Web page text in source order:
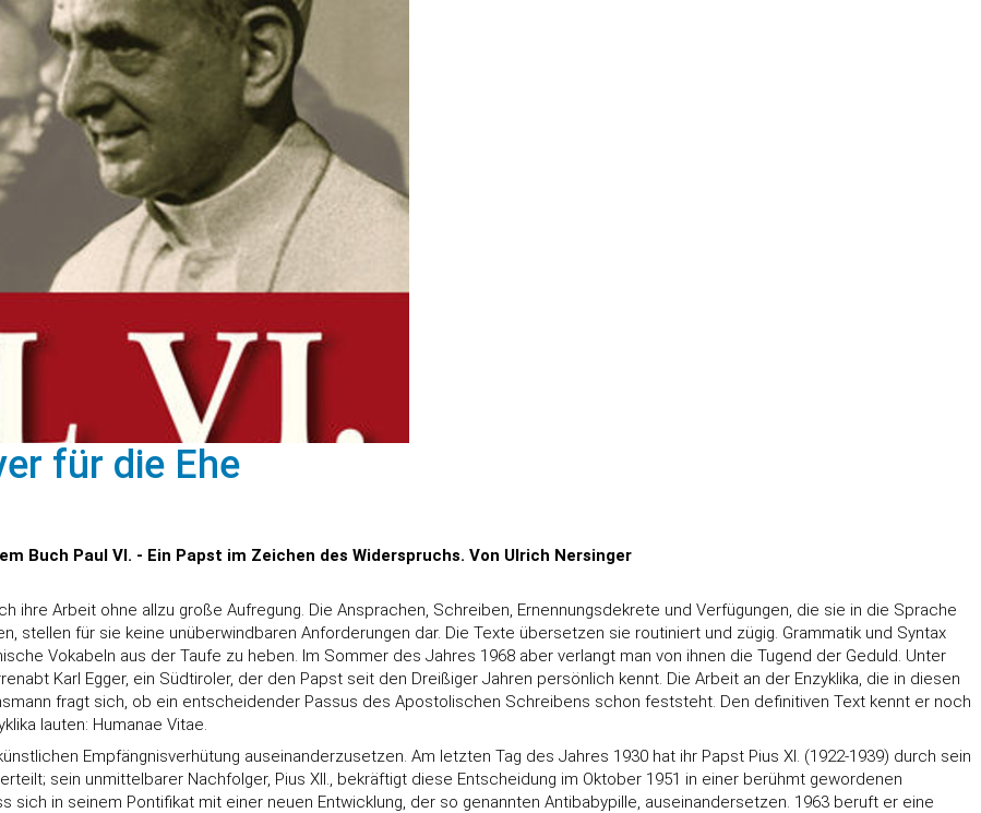
für die Ehe
Buch Paul VI. - Ein Papst im Zeichen des Widerspruchs. Von Ulrich Nersinger
ihre Arbeit ohne allzu große Aufregung. Die Ansprachen, Schreiben, Ernennungsdekrete und Verfügungen, die sie in die Sprache
stellen für sie keine unüberwindbaren Anforderungen dar. Die Texte übersetzen sie routiniert und zügig. Grammatik und Syntax
Vokabeln aus der Taufe zu heben. Im Sommer des Jahres 1968 aber verlangt man von ihnen die Tugend der Geduld. Unter
Karl Egger, ein Südtiroler, der den Papst seit den Dreißiger Jahren persönlich kennt. Die Arbeit an der Enzyklika, die in diesen
fragt sich, ob ein entscheidender Passus des Apostolischen Schreibens schon feststeht. Den definitiven Text kennt er noch
lauten: Humanae Vitae.
Empfängnisverhütung auseinanderzusetzen. Am letzten Tag des Jahres 1930 hat ihr Papst Pius XI. (1922-1939) durch sein
sein unmittelbarer Nachfolger, Pius XII., bekräftigt diese Entscheidung im Oktober 1951 in einer berühmt gewordenen
in seinem Pontifikat mit einer neuen Entwicklung, der so genannten Antibabypille, auseinandersetzen. 1963 beruft er eine